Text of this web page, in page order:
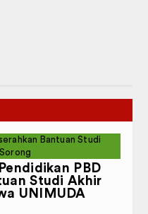
Papua dan Papua Barat
Lc., M.Ag.
PBD
Studi Akhir
UNIMUDA